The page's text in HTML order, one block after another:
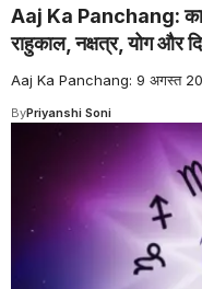
Aaj Ka Panchang:
राहुकाल, नक्षत्र, योग और
Aaj Ka Panchang: 9 अगस्त
ByPriyanshi Soni